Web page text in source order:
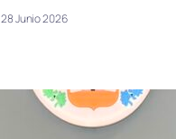
28 Junio 2026